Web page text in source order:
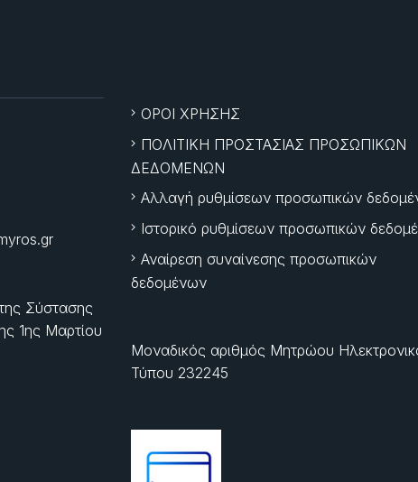
Σύστασης
1ης Μαρτίου
ΟΡΟΙ ΧΡΗΣΗΣ
ΠΟΛΙΤΙΚΗ ΠΡΟΣΤΑΣΙΑΣ ΠΡΟΣΩΠΙΚΩΝ
ΔΕΔΟΜΕΝΩΝ
Αλλαγή ρυθμίσεων προσωπικών
Ιστορικό ρυθμίσεων προσωπικών
Αναίρεση συναίνεσης προσωπικών
δεδομένων
Μοναδικός αριθμός Μητρώου
Τύπου 232245